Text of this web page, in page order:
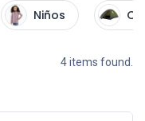
Niños
4 items found.